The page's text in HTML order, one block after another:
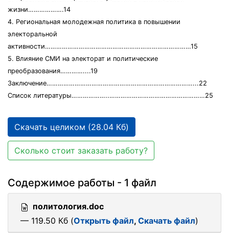
жизни……………….14
4. Региональная молодежная политика в повышении
электоральной
активности……………………………………………………………………15
5. Влияние СМИ на электорат и политические
преобразования…………....19
Заключение……………………………………………………………………...22
Список литературы………………..……………………………………………25
Скачать целиком (28.04 Кб)
Сколько стоит заказать работу?
Содержимое работы - 1 файл
политология.doc
— 119.50 Кб (Открыть файл, Скачать файл)